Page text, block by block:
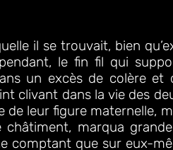
il se trouvait, bien
le fin fil qui
un excès de colère
clivant dans la vie des
de leur figure maternelle,
châtiment, marqua
comptant que sur eux-